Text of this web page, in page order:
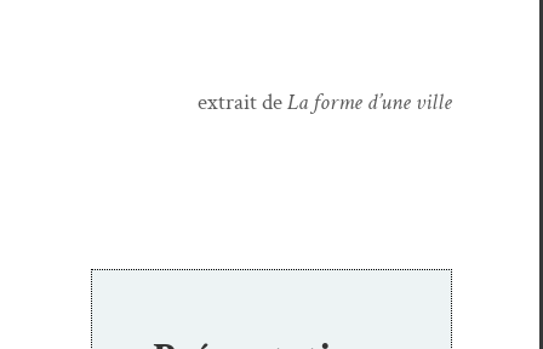
extrait deLa forme d’une ville